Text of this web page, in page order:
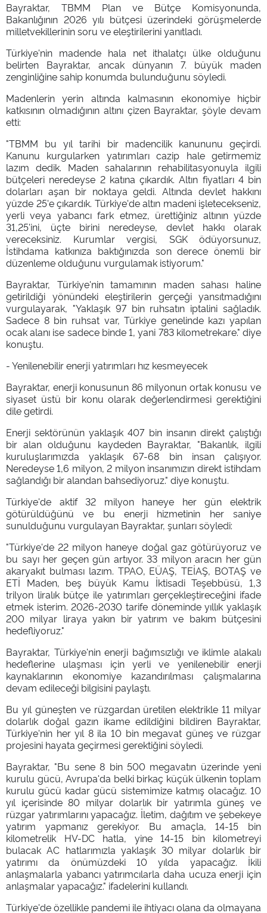
Bayraktar, TBMM Plan ve Bütçe Komisyonunda,
Bakanlığının 2026 yılı bütçesi üzerindeki görüşmelerde
milletvekillerinin soru ve eleştirilerini yanıtladı.
Türkiye'nin madende hala net ithalatçı ülke olduğunu
belirten Bayraktar, ancak dünyanın 7. büyük maden
zenginliğine sahip konumda bulunduğunu söyledi.
Madenlerin yerin altında kalmasının ekonomiye hiçbir
katkısının olmadığının altını çizen Bayraktar, şöyle devam
etti:
"TBMM bu yıl tarihi bir madencilik kanununu geçirdi.
Kanunu kurgularken yatırımları cazip hale getirmemiz
lazım dedik. Maden sahalarının rehabilitasyonuyla ilgili
bütçeleri neredeyse 2 katına çıkardık. Altın fiyatları 4 bin
dolarları aşan bir noktaya geldi. Altında devlet hakkını
yüzde 25'e çıkardık. Türkiye'de altın madeni işletecekseniz,
yerli veya yabancı fark etmez, ürettiğiniz altının yüzde
31,25'ini, üçte birini neredeyse, devlet hakkı olarak
vereceksiniz. Kurumlar vergisi, SGK ödüyorsunuz,
İstihdama katkınıza baktığınızda son derece önemli bir
düzenleme olduğunu vurgulamak istiyorum."
Bayraktar, Türkiye'nin tamamının maden sahası haline
getirildiği yönündeki eleştirilerin gerçeği yansıtmadığını
vurgulayarak, "Yaklaşık 97 bin ruhsatın iptalini sağladık.
Sadece 8 bin ruhsat var, Türkiye genelinde kazı yapılan
ocak alanı ise sadece binde 1, yani 783 kilometrekare." diye
konuştu.
- Yenilenebilir enerji yatırımları hız kesmeyecek
Bayraktar, enerji konusunun 86 milyonun ortak konusu ve
siyaset üstü bir konu olarak değerlendirmesi gerektiğini
dile getirdi.
Enerji sektörünün yaklaşık 407 bin insanın direkt çalıştığı
bir alan olduğunu kaydeden Bayraktar, "Bakanlık, ilgili
kuruluşlarımızda yaklaşık 67-68 bin insan çalışıyor.
Neredeyse 1,6 milyon, 2 milyon insanımızın direkt istihdam
sağlandığı bir alandan bahsediyoruz." diye konuştu.
Türkiye'de aktif 32 milyon haneye her gün elektrik
götürüldüğünü ve bu enerji hizmetinin her saniye
sunulduğunu vurgulayan Bayraktar, şunları söyledi:
"Türkiye'de 22 milyon haneye doğal gaz götürüyoruz ve
bu sayı her geçen gün artıyor. 33 milyon aracın her gün
akaryakıt bulması lazım. TPAO, EÜAŞ, TEİAŞ, BOTAŞ ve
ETİ Maden, beş büyük Kamu İktisadi Teşebbüsü, 1,3
trilyon liralık bütçe ile yatırımları gerçekleştireceğini ifade
etmek isterim. 2026-2030 tarife döneminde yıllık yaklaşık
200 milyar liraya yakın bir yatırım ve bakım bütçesini
hedefliyoruz."
Bayraktar, Türkiye'nin enerji bağımsızlığı ve iklimle alakalı
hedeflerine ulaşması için yerli ve yenilenebilir enerji
kaynaklarının ekonomiye kazandırılması çalışmalarına
devam edileceği bilgisini paylaştı.
Bu yıl güneşten ve rüzgardan üretilen elektrikle 11 milyar
dolarlık doğal gazın ikame edildiğini bildiren Bayraktar,
Türkiye'nin her yıl 8 ila 10 bin megavat güneş ve rüzgar
projesini hayata geçirmesi gerektiğini söyledi.
Bayraktar, "Bu sene 8 bin 500 megavatın üzerinde yeni
kurulu gücü, Avrupa'da belki birkaç küçük ülkenin toplam
kurulu gücü kadar gücü sistemimize katmış olacağız. 10
yıl içerisinde 80 milyar dolarlık bir yatırımla güneş ve
rüzgar yatırımlarını yapacağız. İletim, dağıtım ve şebekeye
yatırım yapmanız gerekiyor. Bu amaçla, 14-15 bin
kilometrelik HV-DC hatla, yine 14-15 bin kilometreyi
bulacak AC hatlarımızla yaklaşık 30 milyar dolarlık bir
yatırımı da önümüzdeki 10 yılda yapacağız. İkili
anlaşmalarla yabancı yatırımcılarla daha ucuza enerji için
anlaşmalar yapacağız." ifadelerini kullandı.
Türkiye'de özellikle pandemi ile ihtiyacı olana da olmayana